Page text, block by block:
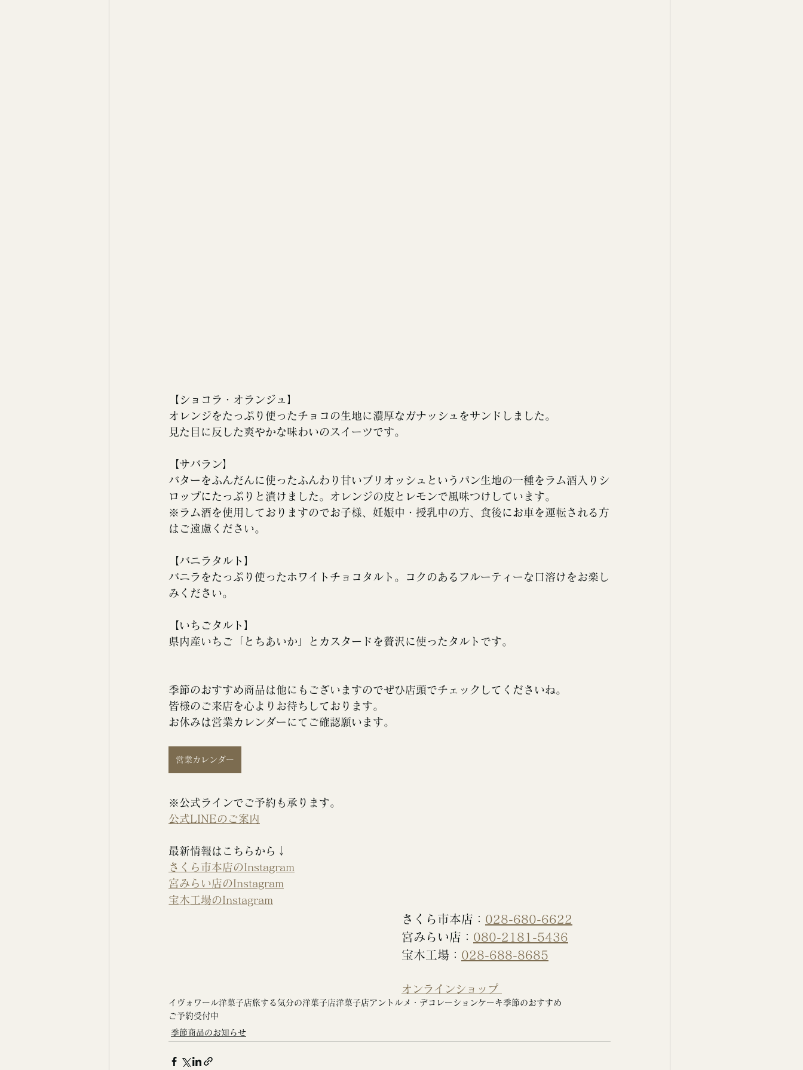
【 ショコラ・オランジュ 】
オレンジをたっぷり使ったチョコの生地に濃厚なガナッシュをサンドしました。
見た目に反した爽やかな味わいのスイーツです。
【サバラン】
バターをふんだんに使ったふんわり甘いブリオッシュというパン生地の一種をラム酒入りシ
ロップにたっぷりと漬けました。オレンジの皮とレモンで風味つけしています。
※ラム酒を使用しておりますのでお子様、妊娠中・授乳中の方、食後にお車を運転される方
はご遠慮ください。
【バニラタルト】
バニラをたっぷり使ったホワイトチョコタルト。コクのあるフルーティーな口溶けをお楽し
みください。
【いちごタルト】
県内産いちご「とちあいか」とカスタードを贅沢に使ったタルトです。
季節のおすすめ商品は他にもございますのでぜひ店頭でチェックしてくださいね。
皆様のご来店を心よりお待ちしております。
お休みは営業カレンダーにてご確認願います。
営業カレンダー
※公式ラインでご予約も承ります。
公式LINEのご案内
最新情報はこちらから↓
さくら市本店のInstagram
宮みらい店のInstagram
宝木工場のInstagram
さくら市本店： 028-680-6622
宮みらい店： 080-2181-5436
宝木工場： 028-688-8685
オンラインショップ
イヴォワール洋菓子店旅する気分の洋菓子店洋菓子店アントルメ・デコレーションケーキ季節のおすすめ
ご予約受付中
季節商品のお知らせ